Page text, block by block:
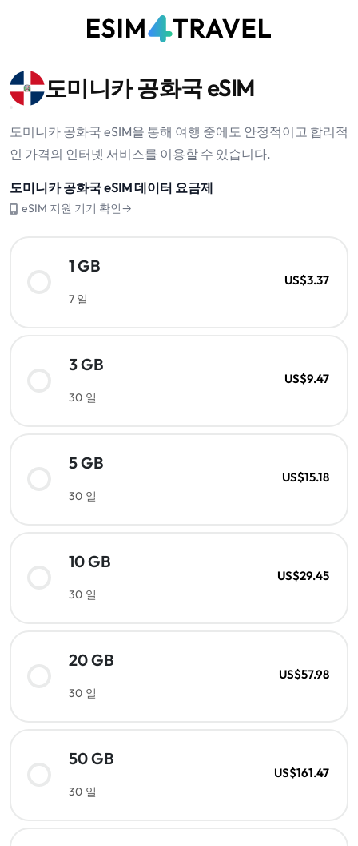
도미니카 공화국 eSIM
도미니카 공화국 eSIM을 통해 여행 중에도 안정적이고 합리적
인 가격의 인터넷 서비스를 이용할 수 있습니다.
도미니카 공화국 eSIM 데이터 요금제
eSIM 지원 기기 확인→
1 GB
7 일
US$3.37
3 GB
30 일
US$9.47
5 GB
30 일
US$15.18
10 GB
30 일
US$29.45
20 GB
30 일
US$57.98
50 GB
30 일
US$161.47